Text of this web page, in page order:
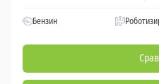
Бензин